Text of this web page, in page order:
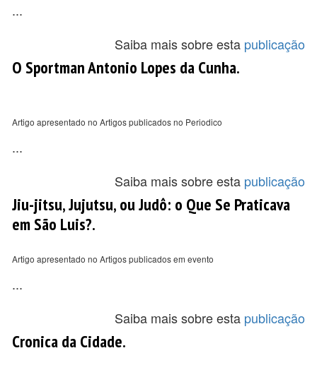
...
Saiba mais sobre esta publicação
O Sportman Antonio Lopes da Cunha.
Artigo apresentado no Artigos publicados no Periodico
...
Saiba mais sobre esta publicação
Jiu-jitsu, Jujutsu, ou Judô: o Que Se Praticava
em São Luis?.
Artigo apresentado no Artigos publicados em evento
...
Saiba mais sobre esta publicação
Cronica da Cidade.